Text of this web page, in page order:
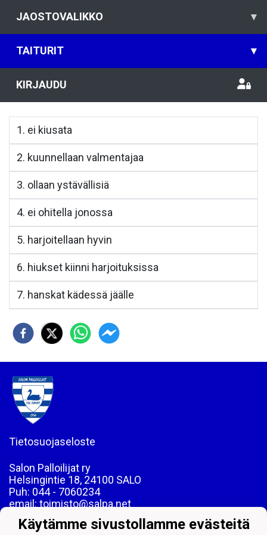
JAOSTOVALIKKO ▾
TAITURIT ▾
KIRJAUDU
1. ei kiusata
2. kuunnellaan valmentajaa
3. ollaan ystävällisiä
4. ei ohitella jonossa
5. harjoitellaan hyvin
6. hiukset kiinni harjoituksissa
7. hanskat kädessä jäälle
Tietosuojaseloste
Salon Palloilijat ry
Helsingintie 18, 24100 SALO
Puh: 044 - 7060234
email: toimisto@salpa.net
LY 0139538-2
Käytämme sivustollamme evästeitä